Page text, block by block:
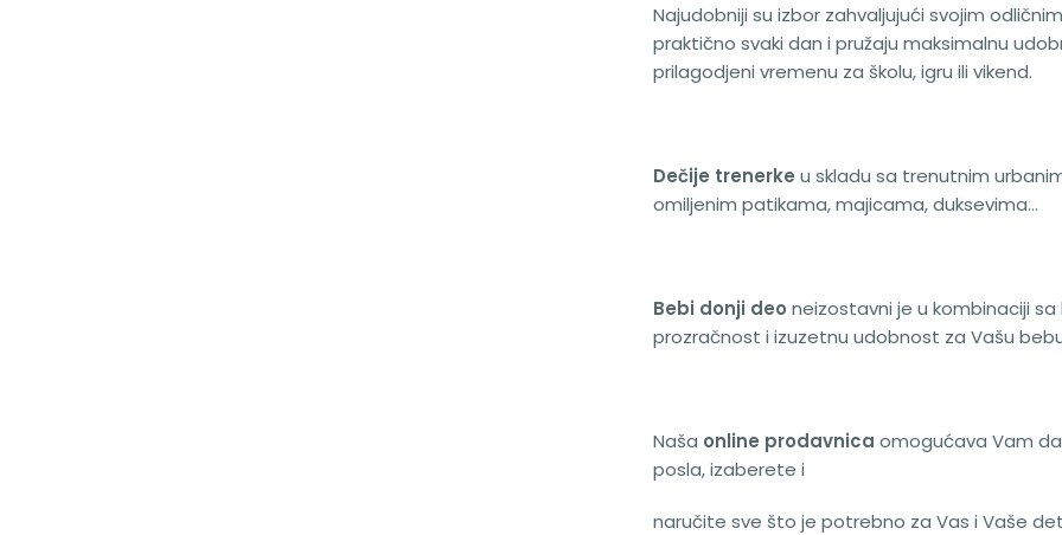
Najudobniji su izbor zahvaljujući svojim
praktično svaki dan i pružaju maksimalnu
prilagodjeni vremenu za školu, igru ili vikend.
Dečije trenerke u skladu sa trenutnim
omiljenim patikama, majicama, duksevima…
Bebi donji deo neizostavni je u kombinaciji
prozračnost i izuzetnu udobnost za Vašu
Naša online prodavnica omogućava Vam
posla, izaberete i
naručite sve što je potrebno za Vas i Vaše